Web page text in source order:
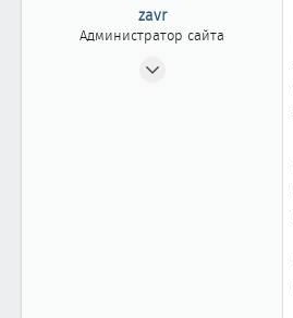
zavr
Администратор сайта